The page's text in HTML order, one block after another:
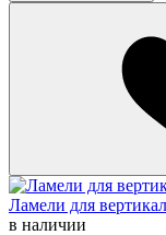
Ламели для
в наличии